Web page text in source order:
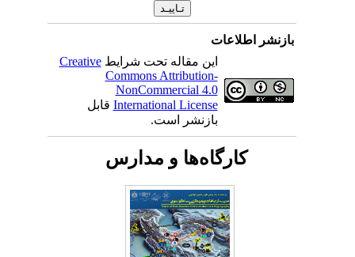
بازنشر اطلاعات
این مقاله تحت شرایطCreative
Commons Attribution-
NonCommercial 4.0
International Licenseقابل
بازنشر است.
کارگاه‌ها و مدارس